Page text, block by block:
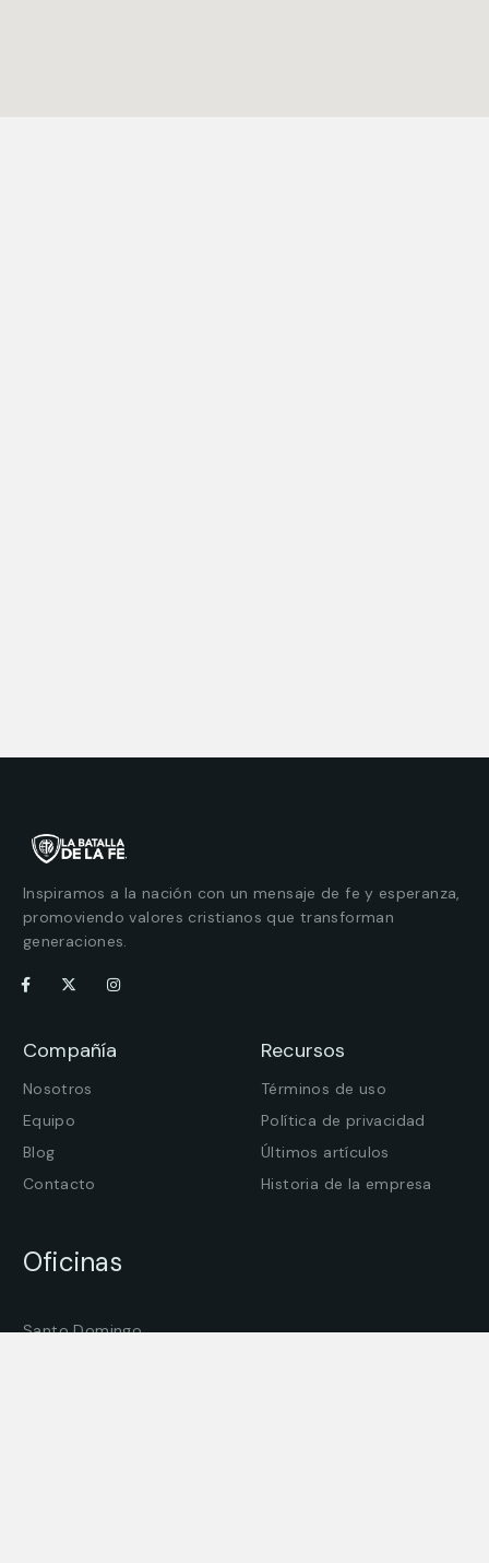
Inspiramos a la nación con un mensaje de fe y esperanza,
promoviendo valores cristianos que transforman
generaciones.
Compañía
Nosotros
Equipo
Blog
Contacto
Recursos
Términos de uso
Política de privacidad
Últimos artículos
Historia de la empresa
Oficinas
Santo Domingo